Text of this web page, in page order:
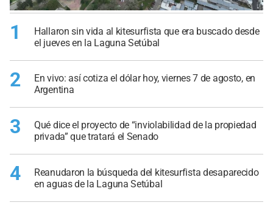
1
Hallaron sin vida al kitesurfista que era buscado desde
el jueves en la Laguna Setúbal
2
En vivo: así cotiza el dólar hoy, viernes 7 de agosto, en
Argentina
3
Qué dice el proyecto de “inviolabilidad de la propiedad
privada” que tratará el Senado
4
Reanudaron la búsqueda del kitesurfista desaparecido
en aguas de la Laguna Setúbal